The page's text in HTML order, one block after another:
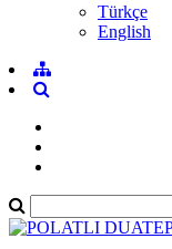
Türkçe
English